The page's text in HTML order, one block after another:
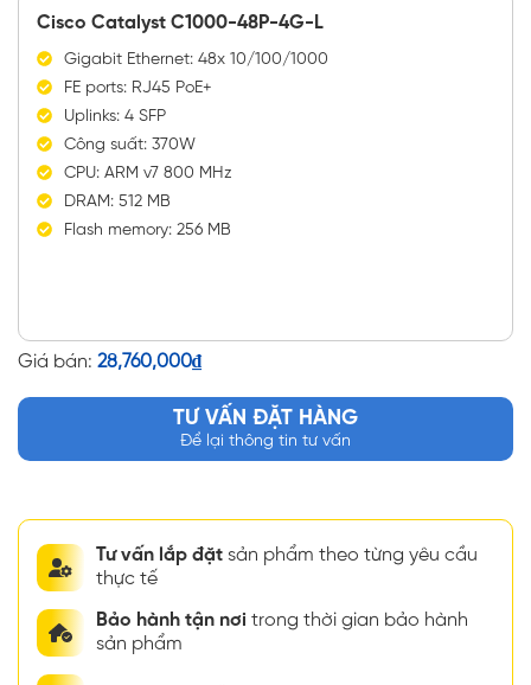
Cisco Catalyst C1000-48P-4G-L
Gigabit Ethernet: 48x 10/100/1000
FE ports: RJ45 PoE+
Uplinks: 4 SFP
Công suất: 370W
CPU: ARM v7 800 MHz
DRAM: 512 MB
Flash memory: 256 MB
Giá bán: 28,760,000₫
TƯ VẤN ĐẶT HÀNG
Để lại thông tin tư vấn
Tư vấn lắp đặt sản phẩm theo từng yêu cầu
thực tế
Bảo hành tận nơi trong thời gian bảo hành
sản phẩm